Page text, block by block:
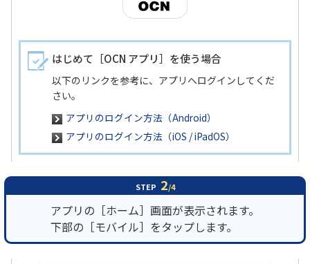
はじめて［OCN アプリ］を使う場合
以下のリンクを参考に、アプリへログインしてくだ
さい。
アプリのログイン方法（Android）
アプリのログイン方法（iOS / iPadOS）
STEP 2/4
アプリの［ホーム］画面が表示されます。
下部の［モバイル］をタップします。